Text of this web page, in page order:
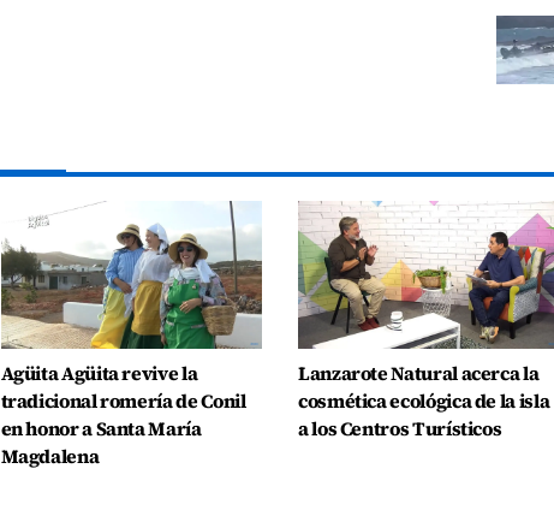
Agüita Agüita revive la
tradicional romería de Conil
en honor a Santa María
Magdalena
Lanzarote Natural acerca la
cosmética ecológica de la isla
a los Centros Turísticos